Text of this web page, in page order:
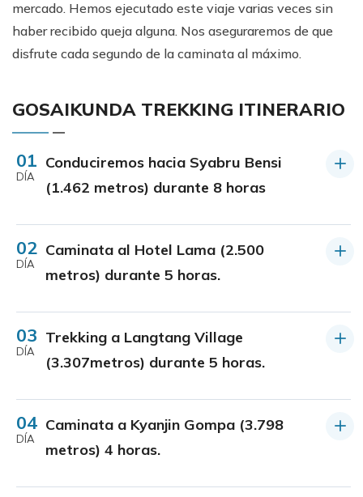
mercado. Hemos ejecutado este viaje varias veces sin
haber recibido queja alguna. Nos aseguraremos de que
disfrute cada segundo de la caminata al máximo.
GOSAIKUNDA TREKKING ITINERARIO
01
DÍA
Conduciremos hacia Syabru Bensi
(1.462 metros) durante 8 horas
02
DÍA
Caminata al Hotel Lama (2.500
metros) durante 5 horas.
03
DÍA
Trekking a Langtang Village
(3.307metros) durante 5 horas.
04
DÍA
Caminata a Kyanjin Gompa (3.798
metros) 4 horas.